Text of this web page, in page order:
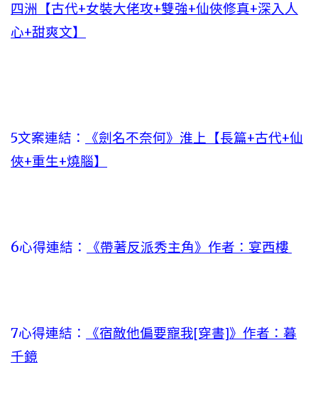
四洲【古代+女裝大佬攻+雙強+仙俠修真+深入人
心+甜爽文】
5文案連結：
《劍名不奈何》淮上【長篇+古代+仙
俠+重生+燒腦】
6心得連結： 《帶著反派秀主角》作者：宴西樓
7心得連結：
《宿敵他偏要寵我[穿書]》作者：暮
千鏡